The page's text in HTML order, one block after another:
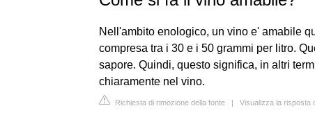
Nell'ambito enologico, un vino e' amabile
compresa tra i 30 e i 50 grammi per litro.
sapore. Quindi, questo significa, in altri
chiaramente nel vino.
Richiesta di rimozione della fonte | Visualizza la risposta